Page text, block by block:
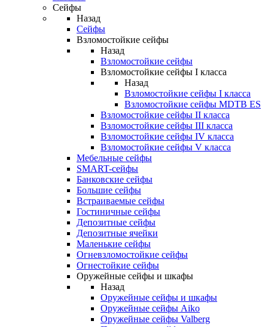
Сейфы
Назад
Сейфы
Взломостойкие сейфы
Назад
Взломостойкие сейфы
Взломостойкие сейфы I класса
Назад
Взломостойкие сейфы I класса
Взломостойкие сейфы MDTB ES
Взломостойкие сейфы II класса
Взломостойкие сейфы III класса
Взломостойкие сейфы IV класса
Взломостойкие сейфы V класса
Мебельные сейфы
SMART-сейфы
Банковские сейфы
Большие сейфы
Встраиваемые сейфы
Гостиничные сейфы
Депозитные сейфы
Депозитные ячейки
Маленькие сейфы
Огневзломостойкие сейфы
Огнестойкие сейфы
Оружейные сейфы и шкафы
Назад
Оружейные сейфы и шкафы
Оружейные сейфы Aiko
Оружейные сейфы Valberg